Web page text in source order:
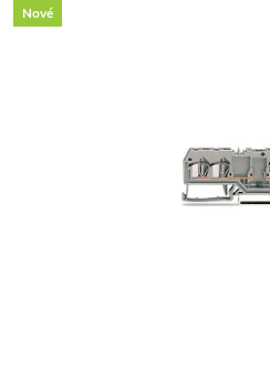
Nové